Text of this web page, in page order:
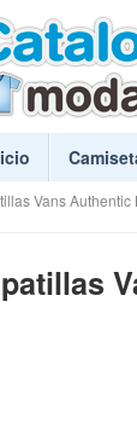
Vans Authentic